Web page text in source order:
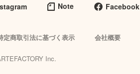
Note Facebook
定商取引法に基づく表示 会社概要
Inc.